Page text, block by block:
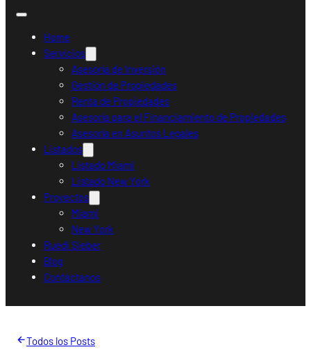
Home
Servicios
Asesoría de Inversión
Gestión de Propiedades
Renta de Propiedades
Asesoría para el Financiamiento de Propiedades
Asesoría en Asuntos Legales
Listados
Listado Miami
Listado New York
Proyectos
Miami
New York
Ruedi Sieber
Blog
Contáctanos
Todos los Posts